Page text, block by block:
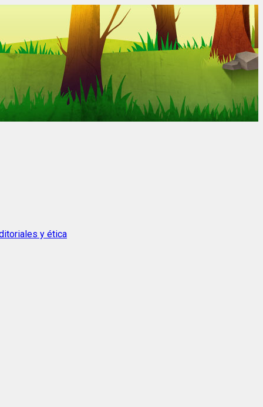
y ética